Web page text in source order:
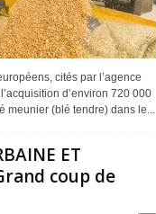
cités par l’agence
d’environ 720 000
meunier (blé tendre) dans le...
ET
coup de